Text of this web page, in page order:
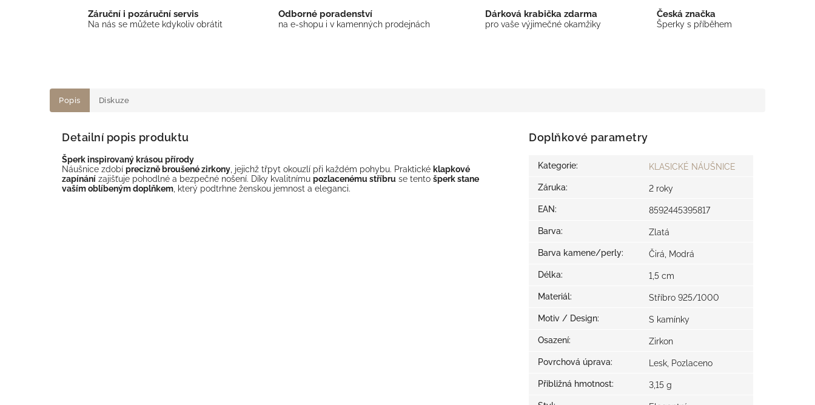
Záruční i pozáruční servis
Na nás se můžete kdykoliv obrátit
Odborné poradenství
na e-shopu i v kamenných prodejnách
Dárková krabička zdarma
pro vaše výjimečné okamžiky
Česká značka
Šperky s příběhem
Popis Diskuze
Detailní popis produktu
Šperk inspirovaný krásou přírody
Náušnice zdobí precizně broušené zirkony , jejichž třpyt okouzlí při každém pohybu. Praktické klapkové
zapínání zajišťuje pohodlné a bezpečné nošení. Díky kvalitnímu pozlacenému stříbru se tento šperk stane
vaším oblíbeným doplňkem , který podtrhne ženskou jemnost a eleganci.
Doplňkové parametry
Kategorie: KLASICKÉ NÁUŠNICE
Záruka: 2 roky
EAN: 8592445395817
Barva: Zlatá
Barva kamene/perly: Čirá, Modrá
Délka: 1,5 cm
Materiál: Stříbro 925/1000
Motiv / Design: S kamínky
Osazení: Zirkon
Povrchová úprava: Lesk, Pozlaceno
Přibližná hmotnost: 3,15 g